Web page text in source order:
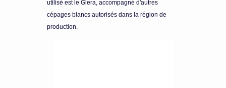
utilisé est le Glera, accompagné d'autres
cépages blancs autorisés dans la région de
production.